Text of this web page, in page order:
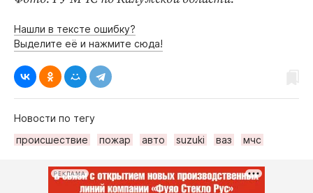
Интересное чтиво
Клиника года
Бренд года
Работодатель года
Нашли в тексте ошибку?
Выделите её и нажмите сюда!
Новости по тегу
происшествие
пожар авто suzuki ваз мчс
РЕКЛАМА